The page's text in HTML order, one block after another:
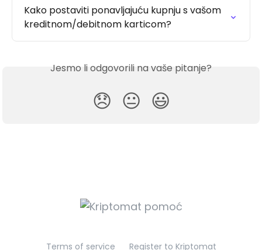
Kako postaviti ponavljajuću kupnju s vašom
kreditnom/debitnom karticom?
Jesmo li odgovorili na vaše pitanje?
😞 😐 😃
Terms of service Register to Kriptomat